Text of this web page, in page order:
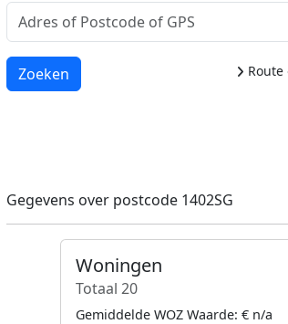
Route
Laden...
Zoeken
Gegevens over postcode 1402SG
Woningen
Totaal 20
Gemiddelde WOZ Waarde: € n/a